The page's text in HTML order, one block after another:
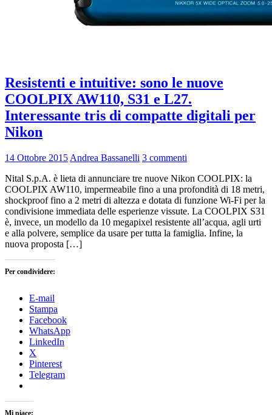
Resistenti e intuitive: sono le nuove
COOLPIX AW110, S31 e L27.
Interessante tris di compatte digitali per
Nikon
14 Ottobre 2015 Andrea Bassanelli 3 commenti
Nital S.p.A. è lieta di annunciare tre nuove Nikon COOLPIX: la
COOLPIX AW110, impermeabile fino a una profondità di 18 metri,
shockproof fino a 2 metri di altezza e dotata di funzione Wi-Fi per la
condivisione immediata delle esperienze vissute. La COOLPIX S31
è, invece, un modello da 10 megapixel resistente all’acqua, agli urti
e alla polvere, semplice da usare per tutta la famiglia. Infine, la
nuova proposta […]
Per condividere:
E-mail
Stampa
Facebook
WhatsApp
LinkedIn
X
Pinterest
Telegram
Mi piace: